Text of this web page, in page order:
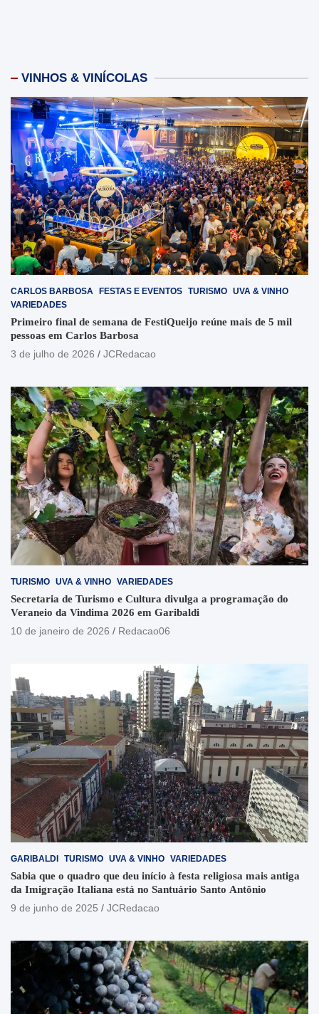
VINHOS & VINÍCOLAS
CARLOS BARBOSA FESTAS E EVENTOS TURISMO UVA & VINHO
VARIEDADES
Primeiro final de semana de FestiQueijo reúne mais de 5 mil
pessoas em Carlos Barbosa
3 de julho de 2026
JCRedacao
TURISMO UVA & VINHO VARIEDADES
Secretaria de Turismo e Cultura divulga a programação do
Veraneio da Vindima 2026 em Garibaldi
10 de janeiro de 2026
Redacao06
GARIBALDI TURISMO UVA & VINHO VARIEDADES
Sabia que o quadro que deu início à festa religiosa mais antiga
da Imigração Italiana está no Santuário Santo Antônio
9 de junho de 2025
JCRedacao